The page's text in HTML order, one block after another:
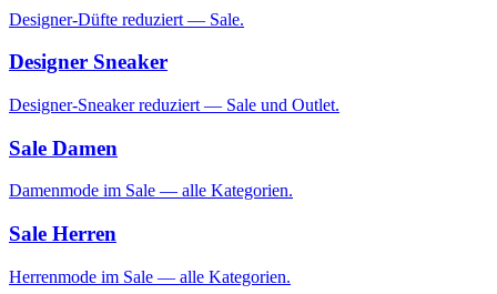
Designer-Düfte reduziert — Sale.
Designer Sneaker
Designer-Sneaker reduziert — Sale und Outlet.
Sale Damen
Damenmode im Sale — alle Kategorien.
Sale Herren
Herrenmode im Sale — alle Kategorien.